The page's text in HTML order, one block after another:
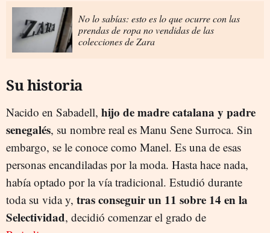
No lo sabías: esto es lo que ocurre con las
prendas de ropa no vendidas de las
colecciones de Zara
Su historia
Nacido en Sabadell, hijo de madre catalana y padre
senegalés, su nombre real es Manu Sene Surroca. Sin
embargo, se le conoce como Manel. Es una de esas
personas encandiladas por la moda. Hasta hace nada,
había optado por la vía tradicional. Estudió durante
toda su vida y, tras conseguir un 11 sobre 14 en la
Selectividad, decidió comenzar el grado de